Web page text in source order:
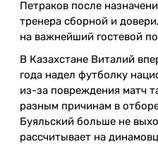
Петраков после
тренера сборной и
на важнейший гостевой
В Казахстане Виталий
года надел футболку
из-за повреждения матч
разным причинам в
Буяльский больше не
рассчитывает на